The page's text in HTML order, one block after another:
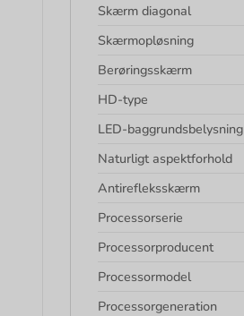
Skærm diagonal
Skærmopløsning
Berøringsskærm
HD-type
LED-baggrundsbelysning
Naturligt aspektforhold
Antirefleksskærm
Processorserie
Processorproducent
Processormodel
Processorgeneration